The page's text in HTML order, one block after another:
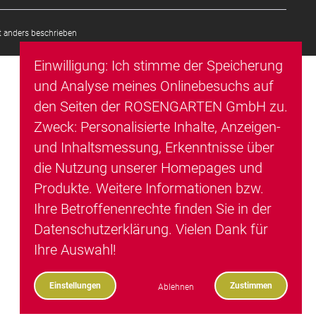
beschrieben
Einwilligung: Ich stimme der Speicherung
und Analyse meines Onlinebesuchs auf
den Seiten der ROSENGARTEN GmbH zu.
Zweck: Personalisierte Inhalte, Anzeigen-
und Inhaltsmessung, Erkenntnisse über
die Nutzung unserer Homepages und
Produkte. Weitere Informationen bzw.
Ihre Betroffenenrechte finden Sie in der
Datenschutzerklärung. Vielen Dank für
Ihre Auswahl!
Ablehnen Zustimmen
Einstellungen